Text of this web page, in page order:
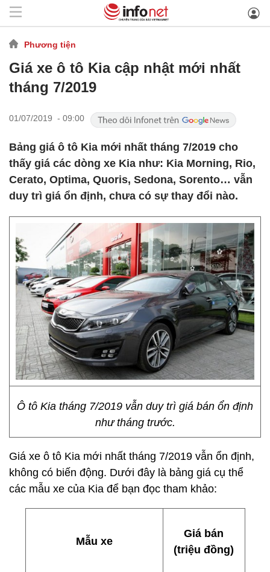
Phương tiện
Giá xe ô tô Kia cập nhật mới nhất
tháng 7/2019
01/07/2019 - 09:00
Bảng giá ô tô Kia mới nhất tháng 7/2019 cho
thấy giá các dòng xe Kia như: Kia Morning, Rio,
Cerato, Optima, Quoris, Sedona, Sorento… vẫn
duy trì giá ổn định, chưa có sự thay đổi nào.
Ô tô Kia tháng 7/2019 vẫn duy trì giá bán ổn định
như tháng trước.
Giá xe ô tô Kia mới nhất tháng 7/2019 vẫn ổn định,
không có biến động. Dưới đây là bảng giá cụ thể
các mẫu xe của Kia để bạn đọc tham khảo:
Mẫu xe
Giá bán
(triệu đồng)